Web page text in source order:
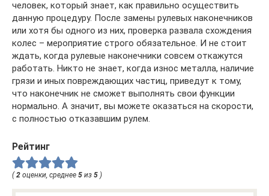
человек, который знает, как правильно осуществить
данную процедуру. После замены рулевых наконечников
или хотя бы одного из них, проверка развала схождения
колес – мероприятие строго обязательное. И не стоит
ждать, когда рулевые наконечники совсем откажутся
работать. Никто не знает, когда износ металла, наличие
грязи и иных повреждающих частиц, приведут к тому,
что наконечник не сможет выполнять свои функции
нормально. А значит, вы можете оказаться на скорости,
с полностью отказавшим рулем.
Рейтинг
( 2 оценки, среднее 5 из 5 )